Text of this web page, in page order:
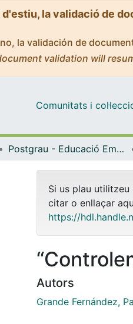
la validació de
la validación de
validation will
Comunitats i
Postgrau - Educació Emocional i Benestar [Presencial]
Si us plau
citar o enllaçar
https://
Autors
Grande Fernández,